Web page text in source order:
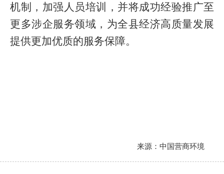
机制，加强人员培训，并将成功经验推广至
更多涉企服务领域，为全县经济高质量发展
提供更加优质的服务保障。
来源：中国营商环境